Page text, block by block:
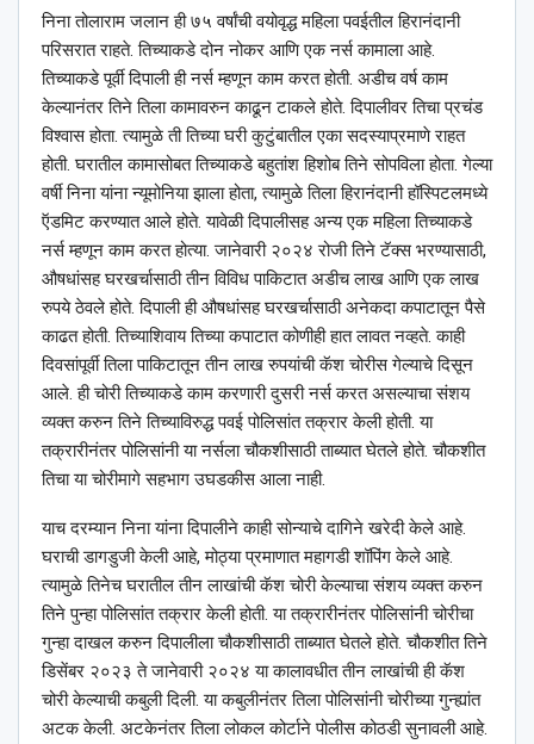
निना तोलाराम जलान ही ७५ वर्षांची वयोवृद्ध महिला पवईतील हिरानंदानी
परिसरात राहते. तिच्याकडे दोन नोकर आणि एक नर्स कामाला आहे.
तिच्याकडे पूर्वी दिपाली ही नर्स म्हणून काम करत होती. अडीच वर्ष काम
केल्यानंतर तिने तिला कामावरुन काढून टाकले होते. दिपालीवर तिचा प्रचंड
विश्‍वास होता. त्यामुळे ती तिच्या घरी कुटुंबातील एका सदस्याप्रमाणे राहत
होती. घरातील कामासोबत तिच्याकडे बहुतांश हिशोब तिने सोपविला होता. गेल्या
वर्षी निना यांना न्यूमोनिया झाला होता, त्यामुळे तिला हिरानंदानी हॉस्पिटलमध्ये
ऍडमिट करण्यात आले होते. यावेळी दिपालीसह अन्य एक महिला तिच्याकडे
नर्स म्हणून काम करत होत्या. जानेवारी २०२४ रोजी तिने टॅक्स भरण्यासाठी,
औषधांसह घरखर्चासाठी तीन विविध पाकिटात अडीच लाख आणि एक लाख
रुपये ठेवले होते. दिपाली ही औषधांसह घरखर्चासाठी अनेकदा कपाटातून पैसे
काढत होती. तिच्याशिवाय तिच्या कपाटात कोणीही हात लावत नव्हते. काही
दिवसांपूर्वी तिला पाकिटातून तीन लाख रुपयांची कॅश चोरीस गेल्याचे दिसून
आले. ही चोरी तिच्याकडे काम करणारी दुसरी नर्स करत असल्याचा संशय
व्यक्त करुन तिने तिच्याविरुद्ध पवई पोलिसांत तक्रार केली होती. या
तक्रारीनंतर पोलिसांनी या नर्सला चौकशीसाठी ताब्यात घेतले होते. चौकशीत
तिचा या चोरीमागे सहभाग उघडकीस आला नाही.
याच दरम्यान निना यांना दिपालीने काही सोन्याचे दागिने खरेदी केले आहे.
घराची डागडुजी केली आहे, मोठ्या प्रमाणात महागडी शॉपिंग केले आहे.
त्यामुळे तिनेच घरातील तीन लाखांची कॅश चोरी केल्याचा संशय व्यक्त करुन
तिने पुन्हा पोलिसांत तक्रार केली होती. या तक्रारीनंतर पोलिसांनी चोरीचा
गुन्हा दाखल करुन दिपालीला चौकशीसाठी ताब्यात घेतले होते. चौकशीत तिने
डिसेंबर २०२३ ते जानेवारी २०२४ या कालावधीत तीन लाखांची ही कॅश
चोरी केल्याची कबुली दिली. या कबुलीनंतर तिला पोलिसांनी चोरीच्या गुन्ह्यांत
अटक केली. अटकेनंतर तिला लोकल कोर्टाने पोलीस कोठडी सुनावली आहे.